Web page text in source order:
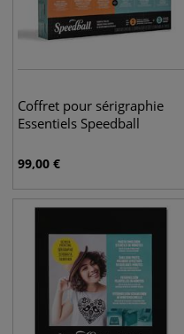
Coffret pour sérigraphie
Essentiels Speedball
99,00 €